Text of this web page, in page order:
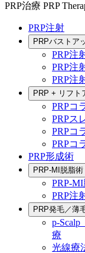
PRP治療 PRP
PRP注射
PRPバストア
PRP注
PRP注
PRP注
PRP + リフト
PRPコ
PRPス
PRPコ
PRPコ
PRP形成術
PRP-MI脱脂術
PRP-
PRP注
PRP発毛／薄
p-
療
光線療